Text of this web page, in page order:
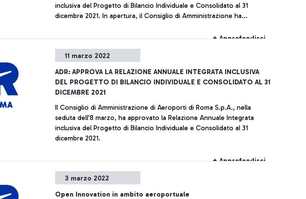
inclusiva del Progetto di Bilancio Individuale e Consolidato al 31
dicembre 2021. In apertura, il Consiglio di Amministrazione ha
drammatiche, augurandosi una rapida fine delle ostilità+ Approfondisci
11 marzo 2022
ADR: APPROVA LA RELAZIONE ANNUALE INTEGRATA INCLUSIVA
DEL PROGETTO DI BILANCIO INDIVIDUALE E CONSOLIDATO AL 31
DICEMBRE 2021
Il Consiglio di Amministrazione di Aeroporti di Roma S.p.A., nella
seduta dell’8 marzo, ha approvato la Relazione Annuale Integrata
inclusiva del Progetto di Bilancio Individuale e Consolidato al 31
dicembre 2021.
+ Approfondisci
3 marzo 2022
Open Innovation in ambito aeroportuale